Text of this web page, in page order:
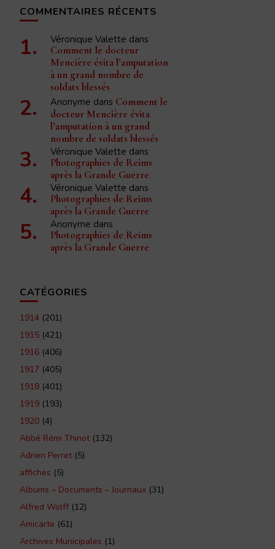
COMMENTAIRES RÉCENTS
Véronique Valette dans
Comment le docteur
Mencière évita l’amputation
à un grand nombre de
soldats blessés
Anonyme dans Comment le
docteur Mencière évita
l’amputation à un grand
nombre de soldats blessés
Véronique Valette dans
Photographies de Reims
après la Grande Guerre
Véronique Valette dans
Photographies de Reims
après la Grande Guerre
Anonyme dans
Photographies de Reims
après la Grande Guerre
CATÉGORIES
1914 (201)
1915 (421)
1916 (406)
1917 (405)
1918 (401)
1919 (193)
1920 (4)
Abbé Rémi Thinot(132)
Adrien Perret(5)
affiches (5)
Albums – Documents – Journaux (31)
Alfred Wolff (12)
Amicarte (61)
Archives Municipales (1)